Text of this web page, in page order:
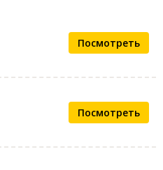
Посмотреть
Посмотреть